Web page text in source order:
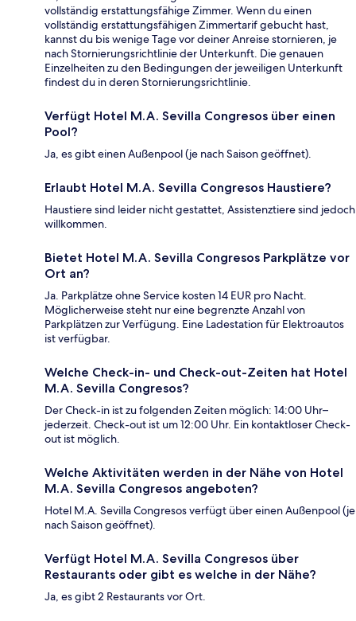
vollständig erstattungsfähige Zimmer. Wenn du einen
vollständig erstattungsfähigen Zimmertarif gebucht hast,
kannst du bis wenige Tage vor deiner Anreise stornieren, je
nach Stornierungsrichtlinie der Unterkunft. Die genauen
Einzelheiten zu den Bedingungen der jeweiligen Unterkunft
findest du in deren Stornierungsrichtlinie.
Verfügt Hotel M.A. Sevilla Congresos über einen
Pool?
Ja, es gibt einen Außenpool (je nach Saison geöffnet).
Erlaubt Hotel M.A. Sevilla Congresos Haustiere?
Haustiere sind leider nicht gestattet, Assistenztiere sind jedoch
willkommen.
Bietet Hotel M.A. Sevilla Congresos Parkplätze vor
Ort an?
Ja. Parkplätze ohne Service kosten 14 EUR pro Nacht.
Möglicherweise steht nur eine begrenzte Anzahl von
Parkplätzen zur Verfügung. Eine Ladestation für Elektroautos
ist verfügbar.
Welche Check-in- und Check-out-Zeiten hat Hotel
M.A. Sevilla Congresos?
Der Check-in ist zu folgenden Zeiten möglich: 14:00 Uhr–
jederzeit. Check-out ist um 12:00 Uhr. Ein kontaktloser Check-
out ist möglich.
Welche Aktivitäten werden in der Nähe von Hotel
M.A. Sevilla Congresos angeboten?
Hotel M.A. Sevilla Congresos verfügt über einen Außenpool (je
nach Saison geöffnet).
Verfügt Hotel M.A. Sevilla Congresos über
Restaurants oder gibt es welche in der Nähe?
Ja, es gibt 2 Restaurants vor Ort.